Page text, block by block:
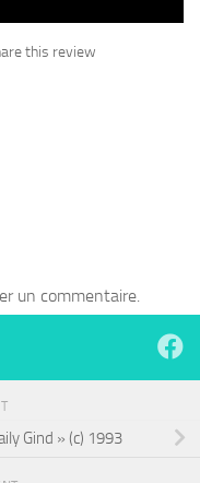
this review
un commentaire.
Gind » (c) 1993